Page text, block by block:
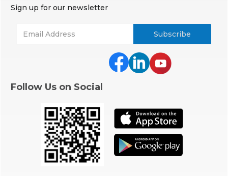
Sign up for our newsletter
Follow Us on Social